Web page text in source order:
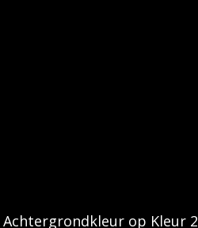
op Kleur 2